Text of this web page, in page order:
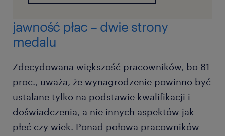
jawność płac – dwie strony
medalu
Zdecydowana większość pracowników, bo 81
proc., uważa, że wynagrodzenie powinno być
ustalane tylko na podstawie kwalifikacji i
doświadczenia, a nie innych aspektów jak
płeć czy wiek. Ponad połowa pracowników